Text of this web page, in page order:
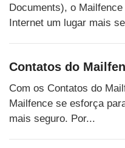
Documents), o
Internet um lugar mais
Contatos do
Com os Contatos do
Mailfence se esforça
mais seguro. Por...